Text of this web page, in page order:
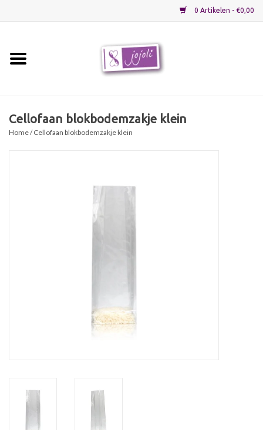
0 Artikelen - €0,00
Cellofaan blokbodemzakje klein
Home/ Cellofaan blokbodemzakje klein